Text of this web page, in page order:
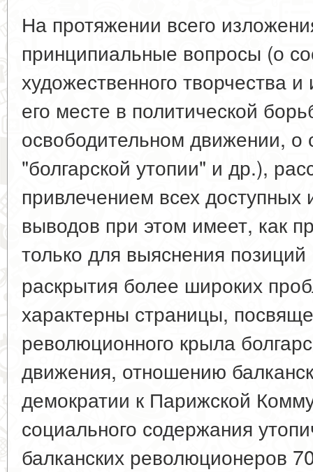
На протяжении всего
принципиальные вопросы (о
художественного творчества
его месте в политической
освободительном движении,
"болгарской утопии" и др.),
привлечением всех доступных
выводов при этом имеет, как
только для выяснения
раскрытия более широких
характерны страницы,
революционного крыла
движения, отношению
демократии к Парижской
социального содержания
балканских революционеров